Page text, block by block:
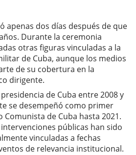
apenas dos días después de que
Durante la ceremonia
otras figuras vinculadas a la
de Cuba, aunque los medios
de su cobertura en la
dirigente.
de Cuba entre 2008 y
se desempeñó como primer
de Cuba hasta 2021.
públicas han sido
vinculadas a fechas
de relevancia institucional.